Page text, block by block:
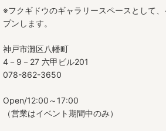
角鉢
高杯
酒器
カップ
※フクギドウのギャラリースペースとして
プンします。
神戸市灘区八幡町
4－9－27 六甲ビル201
078-862-3650
Open/12:00～17:00
（営業はイベント期間中のみ）